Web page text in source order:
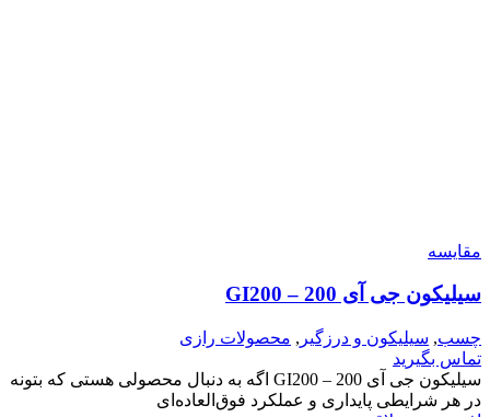
مقایسه
سیلیکون جی آی 200 – GI200
چسب, سیلیکون و درزگیر , محصولات رازی
تماس بگیرید
سیلیکون جی آی 200 – GI200 اگه به دنبال محصولی هستی که بتونه
در هر شرایطی پایداری و عملکرد فوق‌العاده‌ای